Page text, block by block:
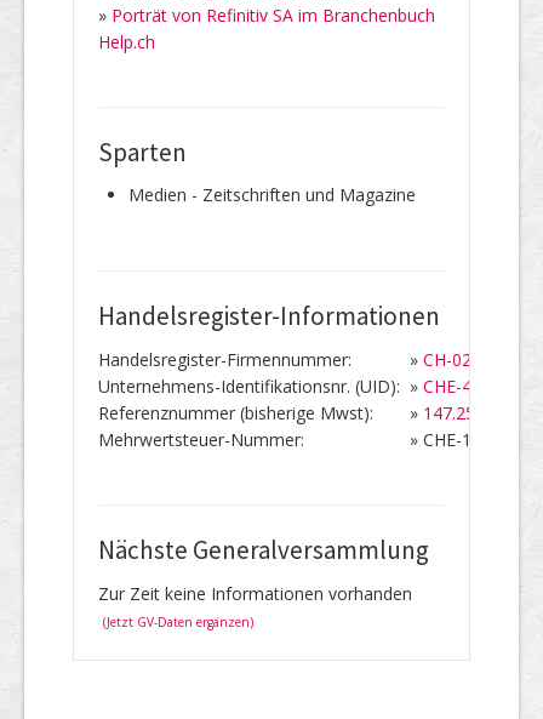
» Porträt von Refinitiv SA im Branchenbuch
Help.ch
Sparten
Medien - Zeitschriften und Magazine
Handelsregister-Informationen
Handelsregister-Firmennummer: » CH-
Unternehmens-Identifikationsnr. (UID): » CHE-
Referenznummer (bisherige Mwst):
» 147.252
Mehrwertsteuer-Nummer:
» CHE-
Nächste Generalversammlung
Zur Zeit keine Informationen vorhanden
(Jetzt GV-Daten ergänzen)